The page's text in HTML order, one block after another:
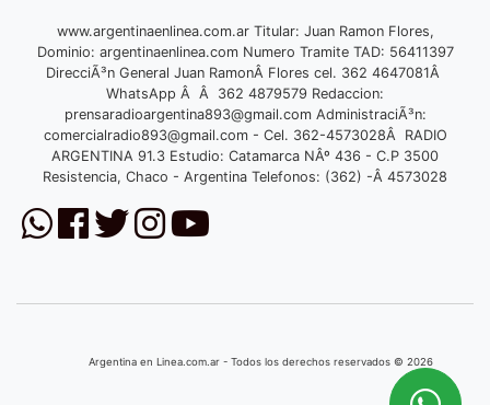
www.argentinaenlinea.com.ar Titular: Juan Ramon Flores,
Dominio: argentinaenlinea.com Numero Tramite TAD: 56411397
DirecciÃ³n General Juan RamonÂ Flores cel. 362 4647081Â
WhatsApp Â Â 362 4879579 Redaccion:
prensaradioargentina893@gmail.comAdministraciÃ³n:
comercialradio893@gmail.com- Cel. 362-4573028Â RADIO
ARGENTINA 91.3 Estudio: Catamarca NÂº 436 - C.P 3500
Resistencia, Chaco - Argentina Telefonos: (362) -Â 4573028
Argentina en Linea.com.ar - Todos los derechos reservados © 2026